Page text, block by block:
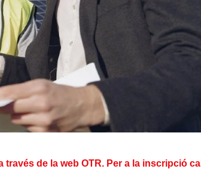
de la web OTR. Per a la inscripció cal